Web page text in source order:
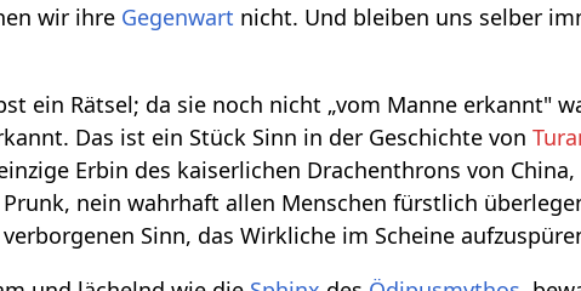
wir ihre Gegenwart nicht. Und bleiben uns selber
ein Rätsel; da sie noch nicht „vom Manne erkannt"
Das ist ein Stück Sinn in der Geschichte von
Erbin des kaiserlichen Drachenthrons von
nein wahrhaft allen Menschen fürstlich
Sinn, das Wirkliche im Scheine